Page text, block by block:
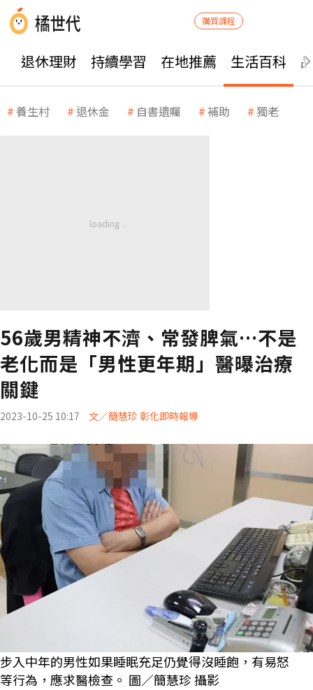
購買課程
退休理財 持續學習 在地推薦 生活百科
養生村 退休金 自書遺囑 補助 獨老
56歲男精神不濟、常發脾氣…不是
老化而是「男性更年期」醫曝治療
關鍵
2023-10-25 10:17 文／簡慧珍 彰化即時報導
步入中年的男性如果睡眠充足仍覺得沒睡飽，有易怒
等行為，應求醫檢查。 圖／簡慧珍 攝影